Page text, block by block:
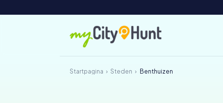
Startpagina Steden Benthuizen